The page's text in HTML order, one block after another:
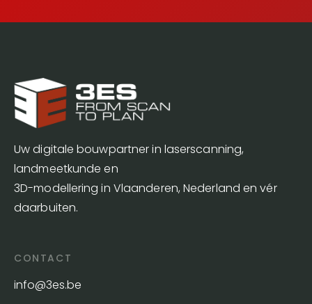
Uw digitale bouwpartner in laserscanning,
landmeetkunde en
3D-modellering in Vlaanderen, Nederland en vér
daarbuiten.
CONTACT
info@3es.be